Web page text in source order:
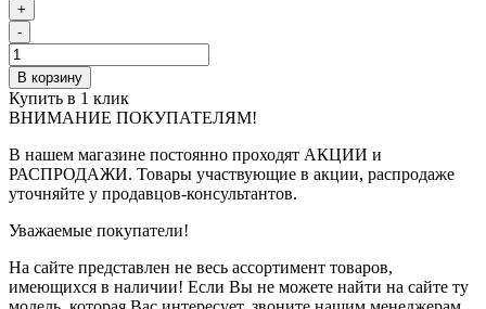
+
-
В корзину
Купить в 1 клик
ВНИМАНИЕ ПОКУПАТЕЛЯМ!
В нашем магазине постоянно проходят АКЦИИ и
РАСПРОДАЖИ. Товары участвующие в акции, распродаже
уточняйте у продавцов-консультантов.
Уважаемые покупатели!
На сайте представлен не весь ассортимент товаров,
имеющихся в наличии! Если Вы не можете найти на сайте ту